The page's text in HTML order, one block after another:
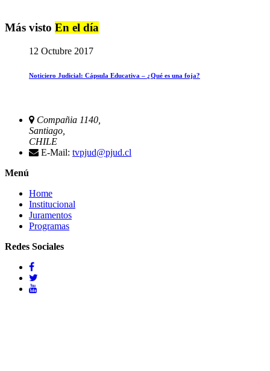
Más visto En el día
12 Octubre 2017
Noticiero Judicial: Cápsula Educativa – ¿Qué es una foja?
Compañia 1140,
Santiago,
CHILE
E-Mail: tvpjud@pjud.cl
Menú
Home
Institucional
Juramentos
Programas
Redes Sociales